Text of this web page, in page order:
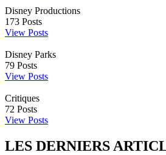
Disney Productions
173 Posts
View Posts
Disney Parks
79 Posts
View Posts
Critiques
72 Posts
View Posts
LES DERNIERS